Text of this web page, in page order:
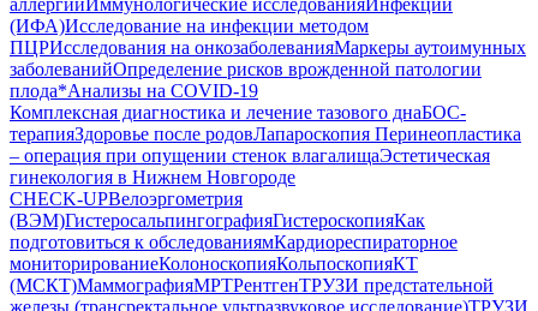
(ИФА)Исследование на инфекции методом
ПЦРИсследования на онкозаболеванияМаркеры аутоимунных
заболеванийОпределение рисков врожденной патологии
плода*Анализы на COVID-19
Комплексная диагностика и лечение тазового днаБОС-
терапияЗдоровье после родовЛапароскопия Перинеопластика
– операция при опущении стенок влагалищаЭстетическая
гинекология в Нижнем Новгороде
CHECK-UPВелоэргометрия
(ВЭМ)ГистеросальпингографияГистероскопияКак
подготовиться к обследованиямКардиореспираторное
мониторированиеКолоноскопияКольпоскопияКТ
(МСКТ)МаммографияМРТРентгенТРУЗИ предстательной
железы (трансректальное ультразвуковое исследование)ТРУЗИ